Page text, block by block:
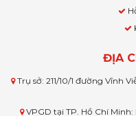
ĐỊA
Trụ sở: 211/10/1 đường Vĩnh
VPGD tại TP. Hồ Chí